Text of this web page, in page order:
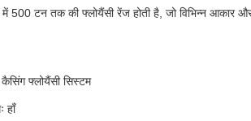
500 टन तक की फ्लोयैंसी रेंज होती है, जो विभिन्न आकार
कैसिंग फ्लोयैंसी सिस्टम
हाँ